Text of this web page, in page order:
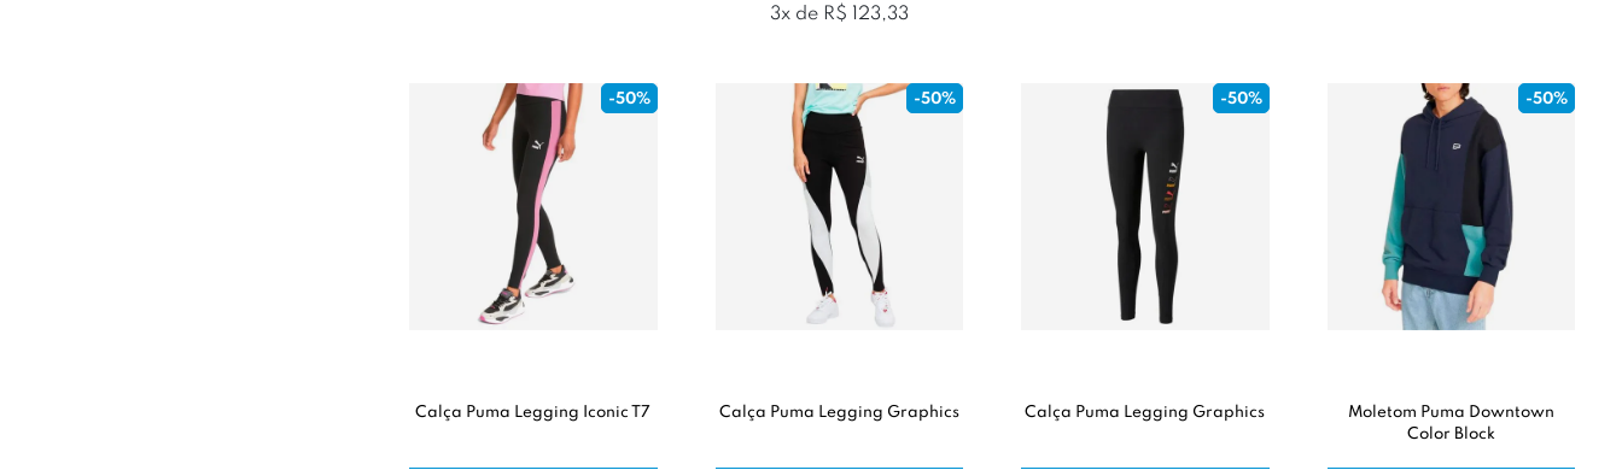
3x de R$ 123,33
-50%
Calça Puma Legging Iconic T7
-50%
Calça Puma Legging Graphics
-50%
Calça Puma Legging Graphics
-50%
Moletom Puma Downtown
Color Block